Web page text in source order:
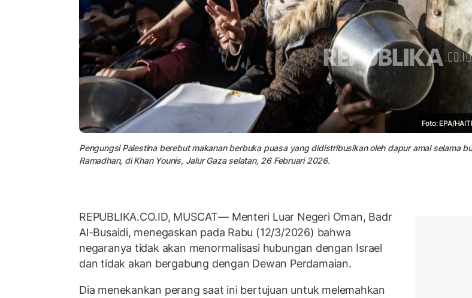
Foto: EPA/
Pengungsi Palestina berebut makanan berbuka puasa yang didistribusikan oleh dapur amal selama
Ramadhan, di Khan Younis, Jalur Gaza selatan, 26 Februari 2026.
REPUBLIKA.CO.ID, MUSCAT— Menteri Luar Negeri Oman, Badr
Al-Busaidi, menegaskan pada Rabu (12/3/2026) bahwa
negaranya tidak akan menormalisasi hubungan dengan Israel
dan tidak akan bergabung dengan Dewan Perdamaian.
Dia menekankan perang saat ini bertujuan untuk melemahkan